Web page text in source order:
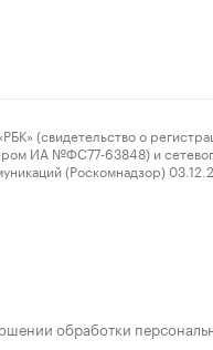
о
ИА №ФС77-63848) и
(Роскомнадзор)
обработки